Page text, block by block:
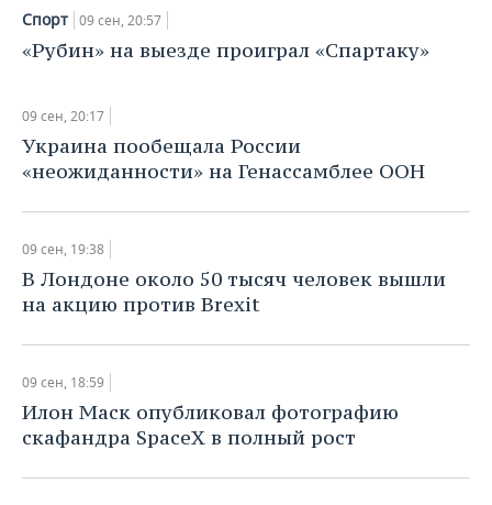
ЭНЕРГЕТИКА
ТЕЛЕКОММУНИКАЦИИ
БИЗНЕС-БРАНЧИ
ОТКРЫТАЯ ЛЕКЦИЯ
ФУТБОЛ
БАСКЕТБОЛ
КИБЕРСПОРТ
ФИГУРНОЕ КАТАНИЕ
ВОДНЫЕ ВИДЫ СПОРТА
ХОККЕЙ С МЯЧОМ
НОВОСТИ ОБЩЕСТВА
ИНФРАСТРУКТУРА
КУЛЬТУРА
МЕДИЦИНА
ОБРАЗОВАНИЕ
ПРОИСШЕСТВИЯ
ФОТОГАЛЕРЕЯ
СПРАВОЧНИК
СПИСОК КОМПАНИЙ
Спорт 09 сен, 20:57
«Рубин» на выезде проиграл «Спартаку»
09 сен, 20:17
Украина пообещала России
«неожиданности» на Генассамблее ООН
09 сен, 19:38
В Лондоне около 50 тысяч человек вышли
на акцию против Brexit
09 сен, 18:59
Илон Маск опубликовал фотографию
скафандра SpaceX в полный рост